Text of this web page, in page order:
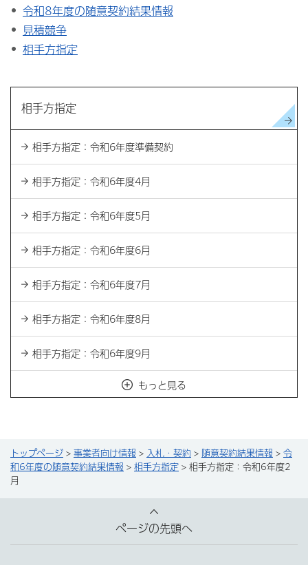
令和8年度の随意契約結果情報
見積競争
相手方指定
相手方指定
相手方指定：令和6年度準備契約
相手方指定：令和6年度4月
相手方指定：令和6年度5月
相手方指定：令和6年度6月
相手方指定：令和6年度7月
相手方指定：令和6年度8月
相手方指定：令和6年度9月
もっと見る
トップページ > 事業者向け情報 > 入札・契約 > 随意契約結果情報 > 令
和6年度の随意契約結果情報 > 相手方指定 > 相手方指定：令和6年度2
月
ページの先頭へ